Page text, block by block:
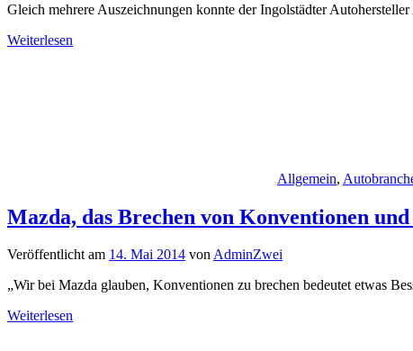
Gleich mehrere Auszeichnungen konnte der Ingolstädter
Weiterlesen
Allgemein,
Mazda, das Brechen von Konventionen
Veröffentlicht am 14. Mai 2014 vonAdminZwei
„Wir bei Mazda glauben, Konventionen zu brechen bedeutet etwas
Weiterlesen